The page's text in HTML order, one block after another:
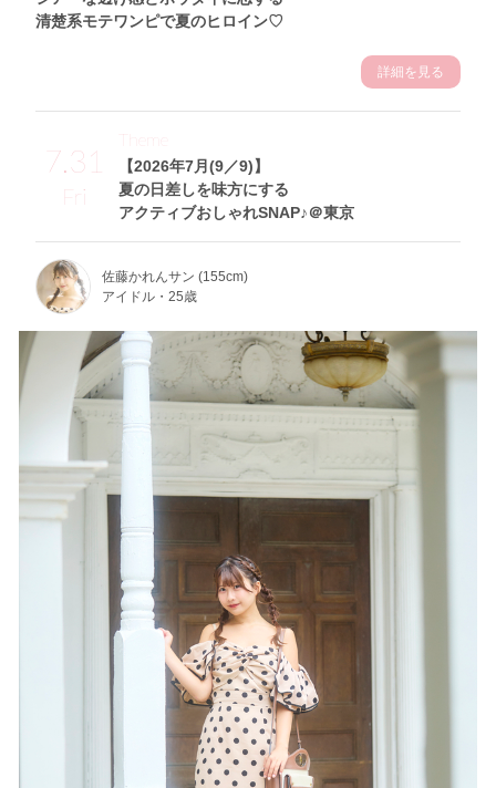
清楚系モテワンピで夏のヒロイン♡
詳細を見る
7.31
Fri
【2026年7月(9／9)】
夏の日差しを味方にする
アクティブおしゃれSNAP♪＠東京
Theme
佐藤かれんサン (155cm)
アイドル・25歳